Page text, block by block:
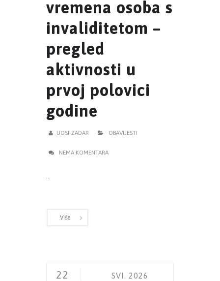
vremena osoba s
invaliditetom –
pregled
aktivnosti u
prvoj polovici
godine
UOSI-ZADAR OBAVIJESTI
NEMA KOMENTARA
Više
22 SVI. 2026